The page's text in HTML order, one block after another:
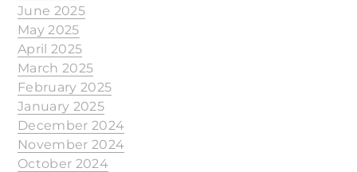
June 2025
May 2025
April 2025
March 2025
February 2025
January 2025
December 2024
November 2024
October 2024